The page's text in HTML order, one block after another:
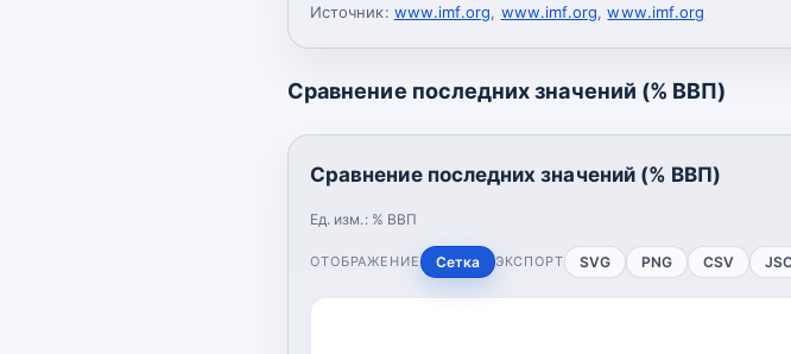
Источник: www.imf.org, www.imf.org,www.imf.org
Сравнение последних значений (% ВВП)
Сравнение последних значений (% ВВП)
Ед. изм.: % ВВП
ОТОБРАЖЕНИЕ Сетка ЭКСПОРТ SVG PNG CSV